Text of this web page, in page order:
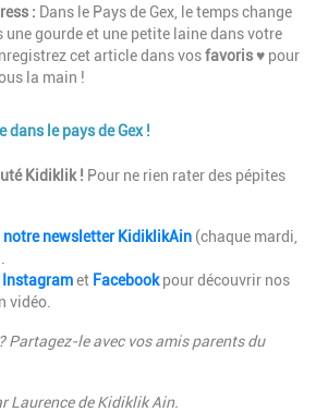
: Dans le Pays de Gex, le temps change
gourde et une petite laine dans votre
cet article dans vosfavoris ♥ pour
la main !
le pays de Gex !
Kidiklik ! Pour ne rien rater des pépites
notre newsletter KidiklikAin (chaque mardi,
Instagramet Facebook pour découvrir nos
vidéo.
Partagez-le avec vos amis parents du
Laurence de Kidiklik Ain.